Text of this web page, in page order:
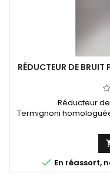
RÉDUCTEUR DE
Réducteur
Termignoni
Ligne Termignoni
(08-11): Y097080IV,
Tmax 530 2012-
 En réassort,